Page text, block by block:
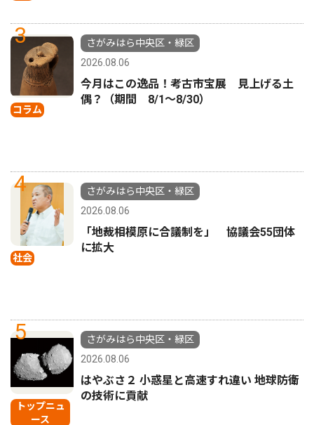
3
コラム
さがみはら中央区・緑区
2026.08.06
今月はこの逸品！考古市宝展 見上げる土
偶？（期間 8/1〜8/30）
4
社会
さがみはら中央区・緑区
2026.08.06
「地裁相模原に合議制を」 協議会55団体
に拡大
5
トップニュ
ース
さがみはら中央区・緑区
2026.08.06
はやぶさ２ 小惑星と高速すれ違い 地球防衛
の技術に貢献